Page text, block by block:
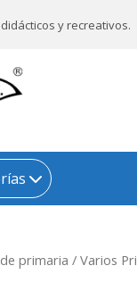
y recreativos.
primaria / Varios Pri